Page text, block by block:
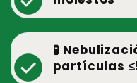
check_circle
🧪
partículas